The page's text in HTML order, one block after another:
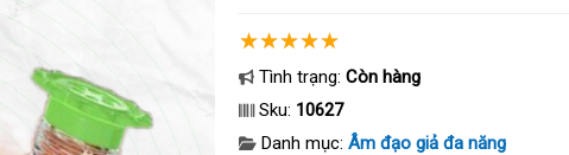
Tình trạng: Còn hàng
Sku: 10627
Danh mục: Âm đạo giả đa năng